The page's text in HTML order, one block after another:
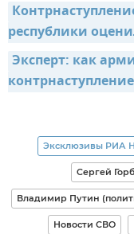
республики
Эксперт: как
Эксклюзивы РИА
Сергей
Владимир Путин
Новости СВО